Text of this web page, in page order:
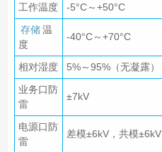
工作温度
-5°C～+50°C
存储 温
度
-40°C～+70°C
相对湿度 5%～95%（无凝露）
业务口防
雷
±7kV
电源口防
雷
差模±6kV，共模±6kV